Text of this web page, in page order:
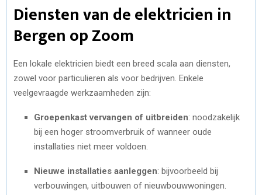
Diensten van de elektricien in
Bergen op Zoom
Een lokale elektricien biedt een breed scala aan diensten,
zowel voor particulieren als voor bedrijven. Enkele
veelgevraagde werkzaamheden zijn:
Groepenkast vervangen of uitbreiden: noodzakelijk
bij een hoger stroomverbruik of wanneer oude
installaties niet meer voldoen.
Nieuwe installaties aanleggen: bijvoorbeeld bij
verbouwingen, uitbouwen of nieuwbouwwoningen.